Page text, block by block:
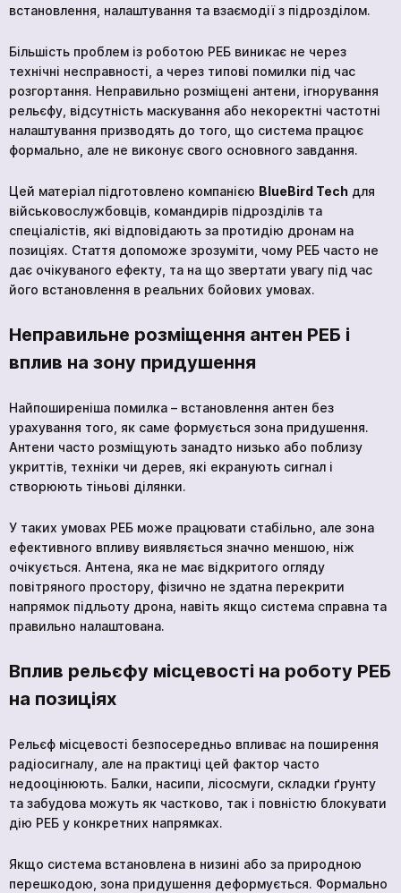
Академія
встановлення, налаштування та взаємодії з підрозділом.
Більшість проблем із роботою РЕБ виникає не через
технічні несправності, а через типові помилки під час
розгортання. Неправильно розміщені антени, ігнорування
рельєфу, відсутність маскування або некоректні частотні
налаштування призводять до того, що система працює
формально, але не виконує свого основного завдання.
Цей матеріал підготовлено компанією BlueBird Tech для
військовослужбовців, командирів підрозділів та
спеціалістів, які відповідають за протидію дронам на
позиціях. Стаття допоможе зрозуміти, чому РЕБ часто не
дає очікуваного ефекту, та на що звертати увагу під час
його встановлення в реальних бойових умовах.
Неправильне розміщення антен РЕБ і
вплив на зону придушення
Найпоширеніша помилка – встановлення антен без
урахування того, як саме формується зона придушення.
Антени часто розміщують занадто низько або поблизу
укриттів, техніки чи дерев, які екранують сигнал і
створюють тіньові ділянки.
У таких умовах РЕБ може працювати стабільно, але зона
ефективного впливу виявляється значно меншою, ніж
очікується. Антена, яка не має відкритого огляду
повітряного простору, фізично не здатна перекрити
напрямок підльоту дрона, навіть якщо система справна та
правильно налаштована.
Вплив рельєфу місцевості на роботу РЕБ
на позиціях
Рельєф місцевості безпосередньо впливає на поширення
радіосигналу, але на практиці цей фактор часто
недооцінюють. Балки, насипи, лісосмуги, складки ґрунту
та забудова можуть як частково, так і повністю блокувати
дію РЕБ у конкретних напрямках.
Якщо система встановлена в низині або за природною
перешкодою, зона придушення деформується. Формально